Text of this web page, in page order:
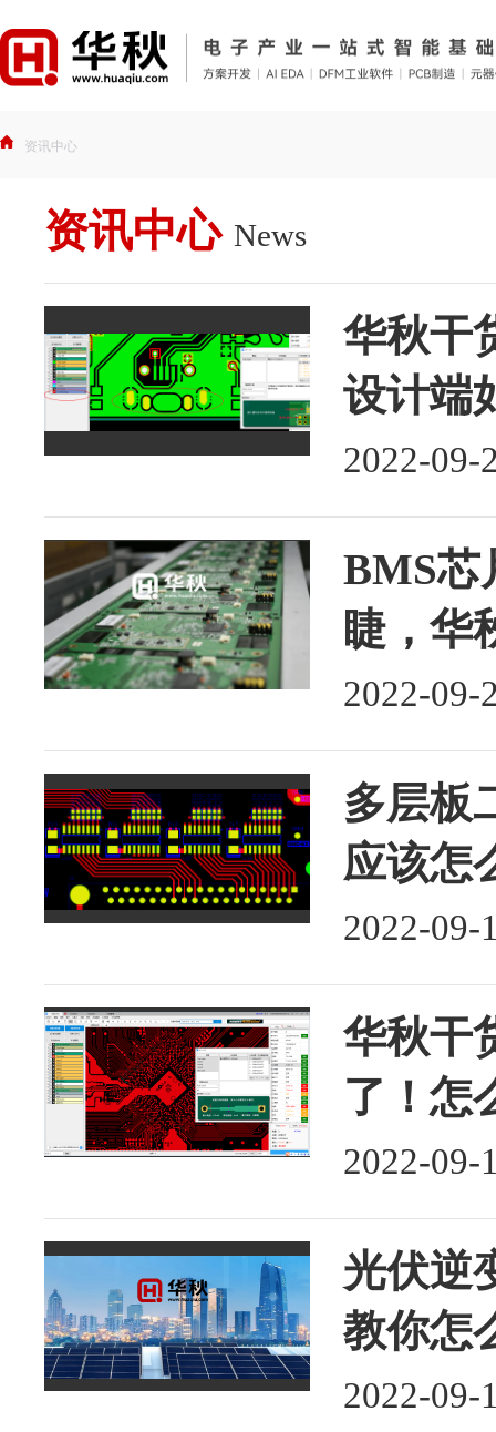
资讯中心
资讯中心 News
华秋干
设计端
2022-09-
BMS芯
睫，华
2022-09-
多层板
应该怎
2022-09-
华秋干
了！怎
2022-09-
光伏逆
教你怎
2022-09-